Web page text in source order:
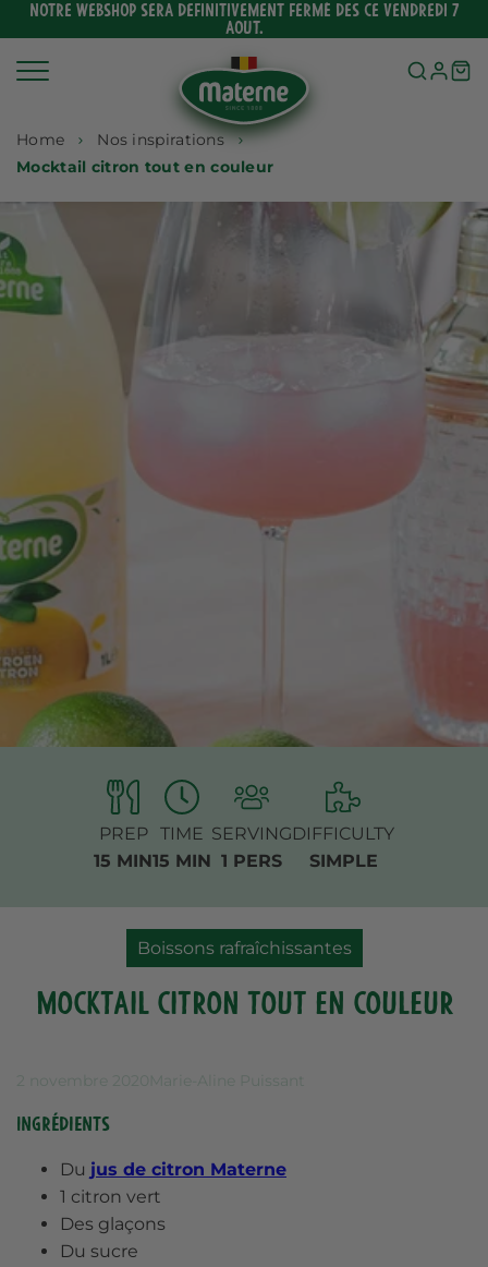
Ignorer
au
NOTRE WEBSHOP SERA DEFINITIVEMENT FERMÉ DES CE VENDREDI 7
AOUT.
Home
Nos inspirations
Mocktail citron tout en couleur
DIFFICULTY
SIMPLE
PREP
15 MIN
SERVING
1 PERS
TIME
15 MIN
Boissons rafraîchissantes
Mocktail citron tout en couleur
2 novembre 2020 Marie-Aline Puissant
Ingrédients
Du jus de citron Materne
1 citron vert
Des glaçons
Du sucre